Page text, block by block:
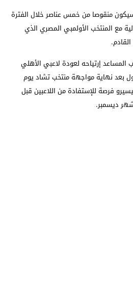
منقوصا من خمس عناصر خلال الفترة
مع المنتخب الأولمبي المصري الذي
المساعد إرتياحه لعودة لاعبي الأهلي
بعد نهاية مواجهة منتخب تشاد يوم
فرصة للإستفادة من اللاعبين قبل
ديسمبر.